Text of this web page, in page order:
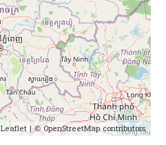
Leaflet| ©OpenStreetMapcontributors.